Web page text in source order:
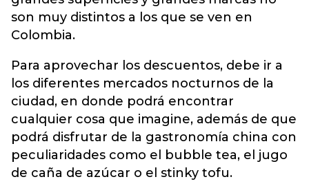
son muy distintos a los que se ven en
Colombia.
Para aprovechar los descuentos, debe ir a
los diferentes mercados nocturnos de la
ciudad, en donde podrá encontrar
cualquier cosa que imagine, además de que
podrá disfrutar de la gastronomía china con
peculiaridades como el bubble tea, el jugo
de caña de azúcar o el stinky tofu.